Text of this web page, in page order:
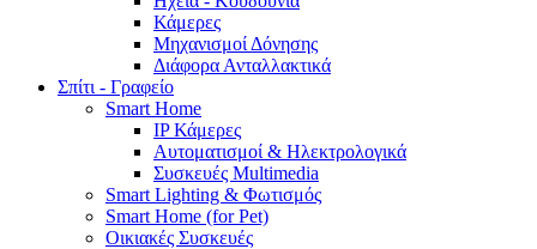
Κάμερες
Μηχανισμοί Δόνησης
Διάφορα Ανταλλακτικά
Σπίτι - Γραφείο
Smart Home
IP Κάμερες
Αυτοματισμοί & Ηλεκτρολογικά
Συσκευές Multimedia
Smart Lighting & Φωτισμός
Smart Home (for Pet)
Οικιακές Συσκευές